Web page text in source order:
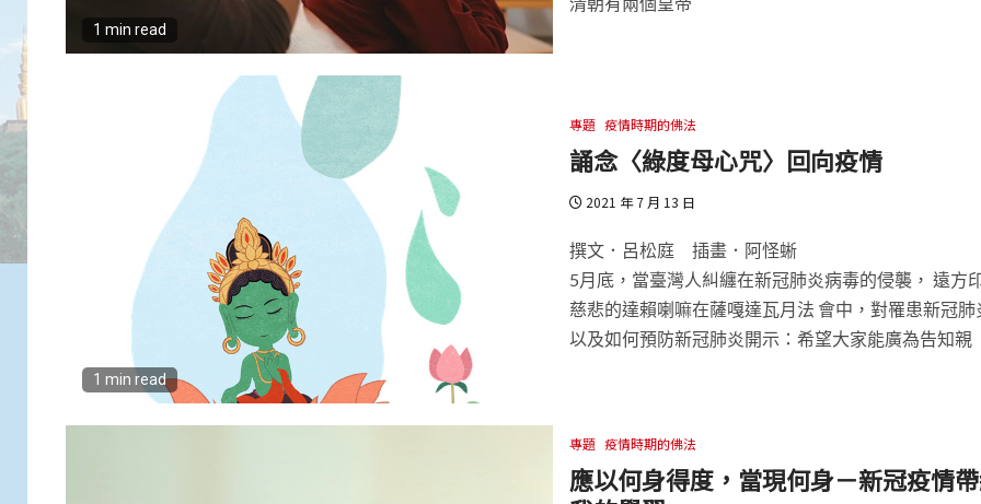
1 min read
1 min read
專題 疫情時期的佛法
誦念〈綠度母心咒〉回向疫情
2021 年 7 月 13 日
撰文．呂松庭 插畫．阿怪蜥
5月底，當臺灣人糾纏在新冠肺炎病毒的侵襲， 遠方
慈悲的達賴喇嘛在薩嘎達瓦月法 會中，對罹患新冠肺
以及如何預防新冠肺炎開示：希望大家能廣為告知親
專題 疫情時期的佛法
應以何身得度，當現何身－新冠疫情